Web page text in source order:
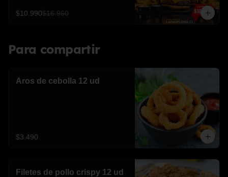
$10.990$16.960
Para compartir
Aros de cebolla 12 ud
$3.490
Filetes de pollo crispy 12 ud